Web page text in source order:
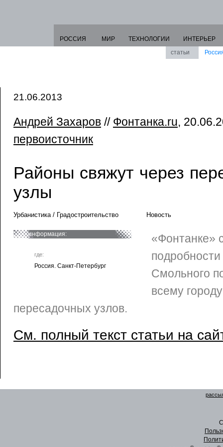
РОССИЯ МИР ТЕХНОЛОГИИ
ИНТЕРЬЕР
статьи
21.06.2013
Андрей Захаров // Фонтанка.ru,
первоисточник
Районы свяжут через
узлы
Урбанистика / Градостроительство Новость
информация:
где:
Россия. Санкт-Петербург
«Фонтанке»
подробности
Смольного
всему
пересадочных узлов.
См. полный текст статьи на